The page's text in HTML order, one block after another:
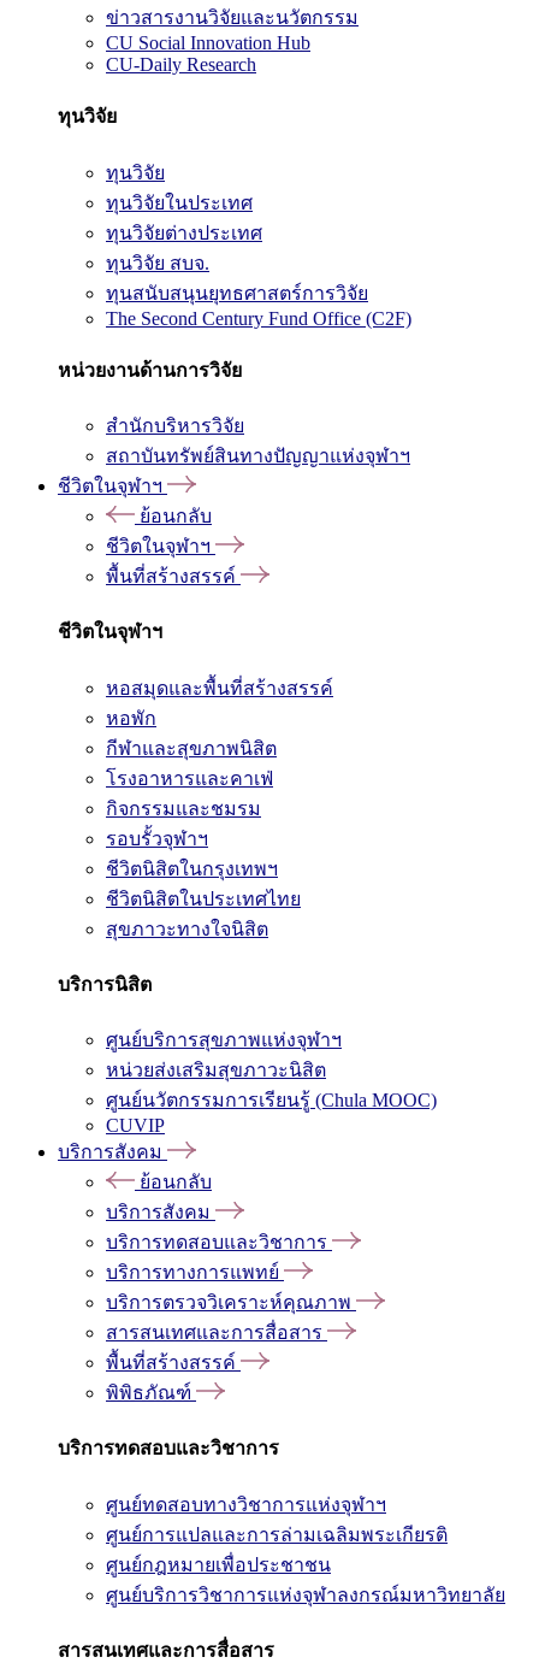
ข่าวสารงานวิจัยและนวัตกรรม
CU Social Innovation Hub
CU-Daily Research
ทุนวิจัย
ทุนวิจัย
ทุนวิจัยในประเทศ
ทุนวิจัยต่างประเทศ
ทุนวิจัย สบจ.
ทุนสนับสนุนยุทธศาสตร์การวิจัย
The Second Century Fund Office (C2F)
หน่วยงานด้านการวิจัย
สำนักบริหารวิจัย
สถาบันทรัพย์สินทางปัญญาแห่งจุฬาฯ
ชีวิตในจุฬาฯ
ย้อนกลับ
ชีวิตในจุฬาฯ
พื้นที่สร้างสรรค์
ชีวิตในจุฬาฯ
หอสมุดและพื้นที่สร้างสรรค์
หอพัก
กีฬาและสุขภาพนิสิต
โรงอาหารและคาเฟ่
กิจกรรมและชมรม
รอบรั้วจุฬาฯ
ชีวิตนิสิตในกรุงเทพฯ
ชีวิตนิสิตในประเทศไทย
สุขภาวะทางใจนิสิต
บริการนิสิต
ศูนย์บริการสุขภาพแห่งจุฬาฯ
หน่วยส่งเสริมสุขภาวะนิสิต
ศูนย์นวัตกรรมการเรียนรู้ (Chula MOOC)
CUVIP
บริการสังคม
ย้อนกลับ
บริการสังคม
บริการทดสอบและวิชาการ
บริการทางการแพทย์
บริการตรวจวิเคราะห์คุณภาพ
สารสนเทศและการสื่อสาร
พื้นที่สร้างสรรค์
พิพิธภัณฑ์
บริการทดสอบและวิชาการ
ศูนย์ทดสอบทางวิชาการแห่งจุฬาฯ
ศูนย์การแปลและการล่ามเฉลิมพระเกียรติ
ศูนย์กฎหมายเพื่อประชาชน
ศูนย์บริการวิชาการแห่งจุฬาลงกรณ์มหาวิทยาลัย
สารสนเทศและการสื่อสาร